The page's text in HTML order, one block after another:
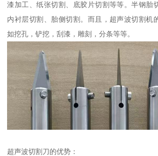
漆加工、纸张切割、底胶片切割等等。半钢胎
内衬层切割、胎侧切割。而且，超声波切割机
如挖孔，铲挖，刮漆，雕刻，分条等等。
超声波切割刀的优势：